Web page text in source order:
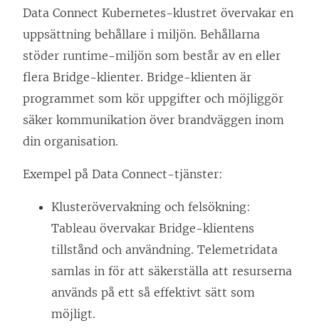
s
i
e
t
t
n
y
t
f
ö
n
s
t
e
s
i
e
t
t
n
f
ö
n
s
Data Connect Kubernetes-klustret övervakar en
uppsättning behållare i miljön. Behållarna
stöder runtime-miljön som består av en eller
flera Bridge-klienter. Bridge-klienten är
programmet som kör uppgifter och möjliggör
säker kommunikation över brandväggen inom
din organisation.
Exempel på Data Connect-tjänster:
Klusterövervakning och felsökning:
Tableau övervakar Bridge-klientens
tillstånd och användning. Telemetridata
samlas in för att säkerställa att resurserna
används på ett så effektivt sätt som
möjligt.